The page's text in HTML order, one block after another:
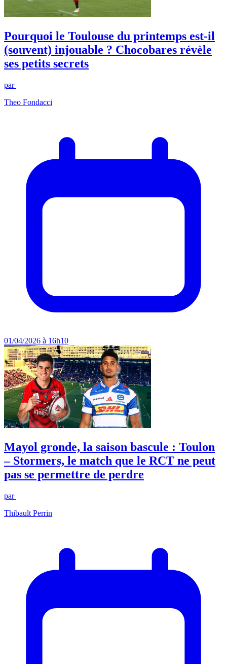
Pourquoi le Toulouse du printemps est-il
(souvent) injouable ? Chocobares révèle
ses petits secrets
par
Theo Fondacci
01/04/2026 à 16h10
Mayol gronde, la saison bascule : Toulon
– Stormers, le match que le RCT ne peut
pas se permettre de perdre
par
Thibault Perrin